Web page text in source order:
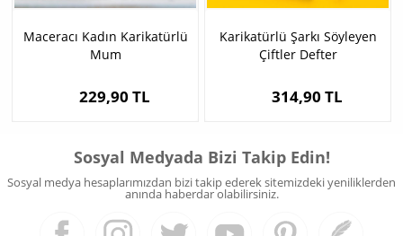
Maceracı Kadın Karikatürlü
Mum
229,90 TL
Karikatürlü Şarkı Söyleyen
Çiftler Defter
314,90 TL
Sosyal Medyada Bizi Takip Edin!
Sosyal medya hesaplarımızdan bizi takip ederek sitemizdeki yeniliklerden
anında haberdar olabilirsiniz.